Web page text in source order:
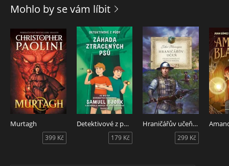
Mohlo by se vám líbit
Murtagh
399 Kč
Detektivové z půdy - Záhada ztracených psů
179 Kč
Hraničářův učeň - Kniha osmnáctá - Léčka u Sorata
299 Kč